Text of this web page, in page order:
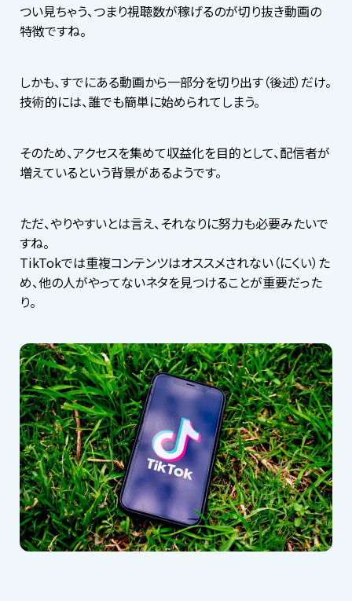
つい見ちゃう、つまり視聴数が稼げるのが切り抜き動画の
特徴ですね。
しかも、すでにある動画から一部分を切り出す（後述）だけ。
技術的には、誰でも簡単に始められてしまう。
そのため、アクセスを集めて収益化を目的として、配信者が
増えているという背景があるようです。
ただ、やりやすいとは言え、それなりに努力も必要みたいで
すね。
TikTokでは重複コンテンツはオススメされない（にくい）た
め、他の人がやってないネタを見つけることが重要だった
り。